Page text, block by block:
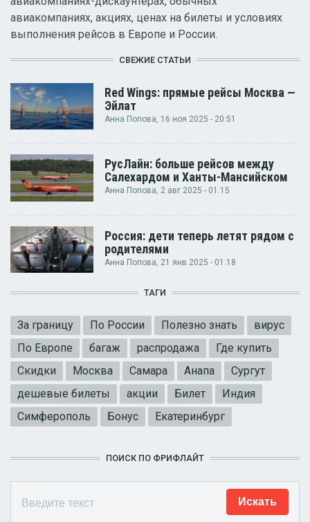
авиакомпаниях, акциях, ценах на билеты и условиях
выполнения рейсов в Европе и России.
СВЕЖИЕ СТАТЬИ
Red Wings: прямые рейсы Москва —
Эйлат
Анна Попова, 16 ноя 2025 - 20:51
РусЛайн: больше рейсов между
Салехардом и Ханты-Мансийском
Анна Попова, 2 авг 2025 - 01:15
Россия: дети теперь летят рядом с
родителями
Анна Попова, 21 янв 2025 - 01:18
ТАГИ
За границу По России Полезно знать
вирус
По Европе
багаж распродажа
Где купить
Скидки
Москва Самара Анапа
Сургут
дешевые билеты
акции Билет
Индия
Симферополь
Бонус Екатеринбург
ПОИСК ПО ФРИФЛАЙТ